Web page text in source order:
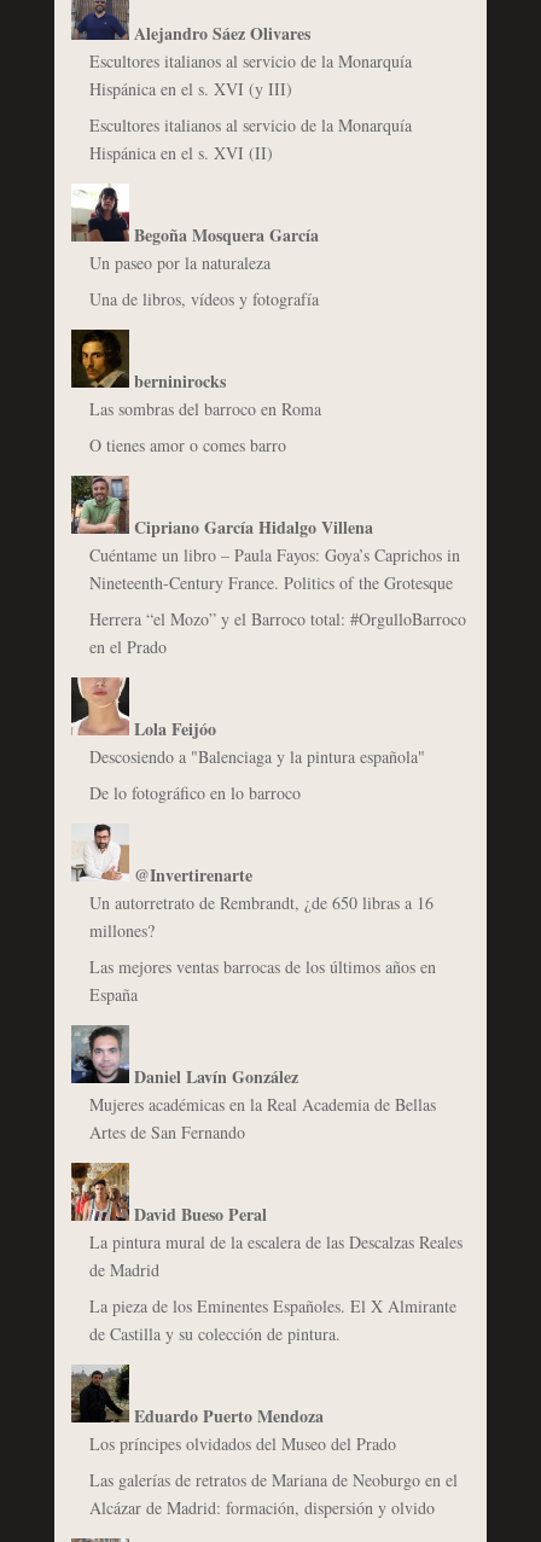
Alejandro Sáez Olivares
Escultores italianos al servicio de la Monarquía
Hispánica en el s. XVI (y III)
Escultores italianos al servicio de la Monarquía
Hispánica en el s. XVI (II)
Begoña Mosquera García
Un paseo por la naturaleza
Una de libros, vídeos y fotografía
berninirocks
Las sombras del barroco en Roma
O tienes amor o comes barro
Cipriano García Hidalgo Villena
Cuéntame un libro – Paula Fayos: Goya’s Caprichos in
Nineteenth-Century France. Politics of the Grotesque
Herrera “el Mozo” y el Barroco total: #OrgulloBarroco
en el Prado
Lola Feijóo
Descosiendo a "Balenciaga y la pintura española"
De lo fotográfico en lo barroco
@Invertirenarte
Un autorretrato de Rembrandt, ¿de 650 libras a 16
millones?
Las mejores ventas barrocas de los últimos años en
España
Daniel Lavín González
Mujeres académicas en la Real Academia de Bellas
Artes de San Fernando
David Bueso Peral
La pintura mural de la escalera de las Descalzas Reales
de Madrid
La pieza de los Eminentes Españoles. El X Almirante
de Castilla y su colección de pintura.
Eduardo Puerto Mendoza
Los príncipes olvidados del Museo del Prado
Las galerías de retratos de Mariana de Neoburgo en el
Alcázar de Madrid: formación, dispersión y olvido